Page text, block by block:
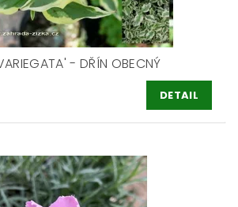
- DŘÍN OBECNÝ
DETAIL